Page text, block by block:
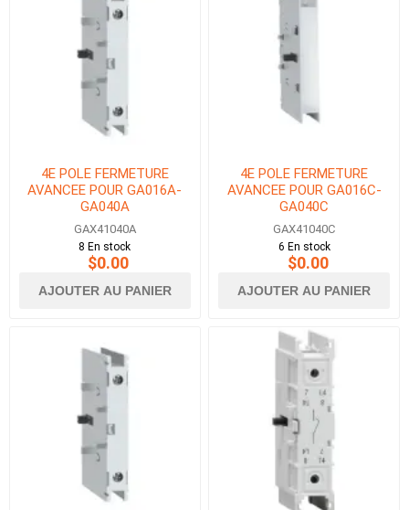
4E POLE FERMETURE
AVANCEE POUR GA016A-
GA040A
GAX41040A
8 En stock
$0.00
AJOUTER AU PANIER
4E POLE FERMETURE
AVANCEE POUR GA016C-
GA040C
GAX41040C
6 En stock
$0.00
AJOUTER AU PANIER